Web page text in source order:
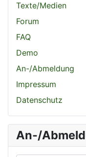
Texte/Medien
Forum
FAQ
Demo
An-/Abmeldung
Impressum
Datenschutz
An-/